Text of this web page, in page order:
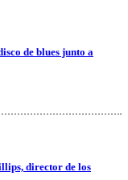
de blues junto a
director de los